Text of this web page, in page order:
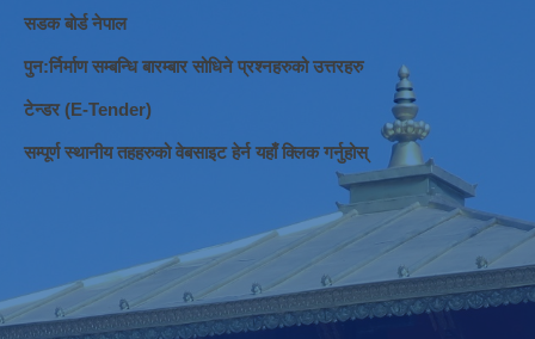
सडक बोर्ड नेपाल
पुन:र्निर्माण सम्बन्धि बारम्बार सोधिने प्रश्नहरुको उत्तरहरु
टेन्डर (E-Tender)
सम्पूर्ण स्थानीय तहहरुको वेबसाइट हेर्न यहाँ क्लिक गर्नुहोस्